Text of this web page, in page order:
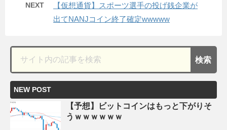
NEXT
【仮想通貨】スポーツ選手の投げ銭企業が
出てNANJコイン終了確定wwwww
NEW POST
【予想】ビットコインはもっと下がりそ
うｗｗｗｗｗｗ